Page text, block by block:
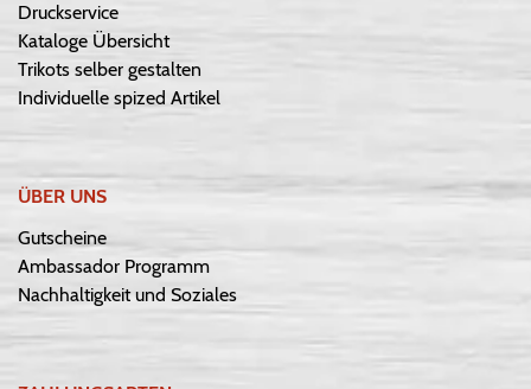
Druckservice
Kataloge Übersicht
Trikots selber gestalten
Individuelle spized Artikel
ÜBER UNS
Gutscheine
Ambassador Programm
Nachhaltigkeit und Soziales